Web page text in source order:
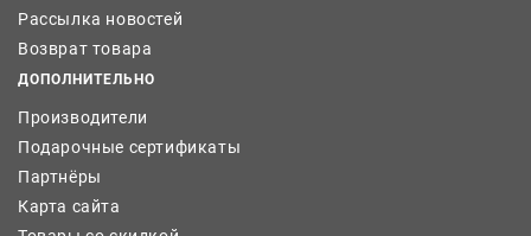
Рассылка новостей
Возврат товара
ДОПОЛНИТЕЛЬНО
Производители
Подарочные сертификаты
Партнёры
Карта сайта